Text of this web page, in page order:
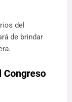
del
de brindar
Congreso